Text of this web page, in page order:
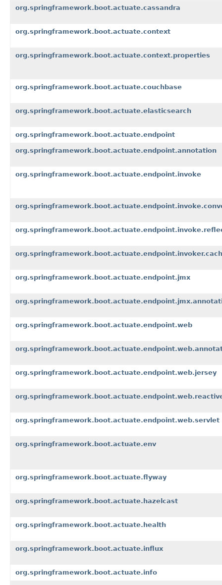
org.springframework.boot.actuate.cassandra
org.springframework.boot.actuate.context
org.springframework.boot.actuate.context.properties
org.springframework.boot.actuate.couchbase
org.springframework.boot.actuate.elasticsearch
org.springframework.boot.actuate.endpoint
org.springframework.boot.actuate.endpoint.annotation
org.springframework.boot.actuate.endpoint.invoke
org.springframework.boot.actuate.endpoint.jmx
org.springframework.boot.actuate.endpoint.web
org.springframework.boot.actuate.endpoint.web.jersey
org.springframework.boot.actuate.endpoint.web.servlet
org.springframework.boot.actuate.env
org.springframework.boot.actuate.flyway
org.springframework.boot.actuate.hazelcast
org.springframework.boot.actuate.health
org.springframework.boot.actuate.influx
org.springframework.boot.actuate.info